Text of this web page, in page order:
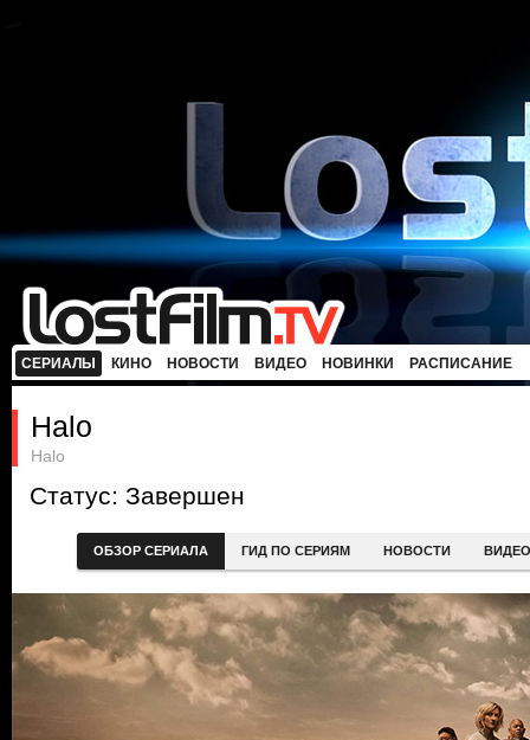
СЕРИАЛЫ КИНО НОВОСТИ ВИДЕО НОВИНКИ РАСПИСАНИЕ
Halo
Halo
Статус: Завершен
ОБЗОР СЕРИАЛА ГИД ПО СЕРИЯМ НОВОСТИ ВИДЕО